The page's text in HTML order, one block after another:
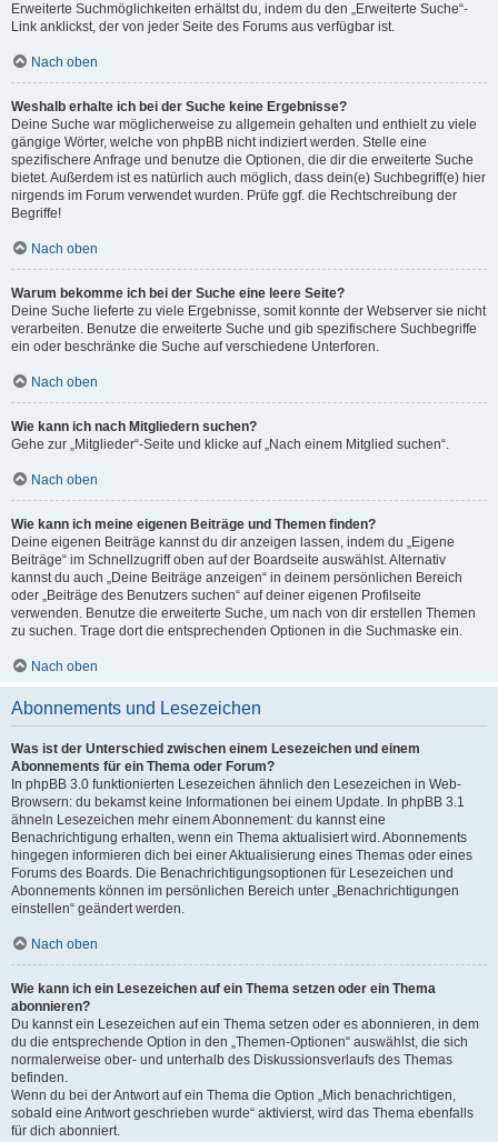
Erweiterte Suchmöglichkeiten erhältst du, indem du den „Erweiterte Suche“-
Link anklickst, der von jeder Seite des Forums aus verfügbar ist.
Nach oben
Weshalb erhalte ich bei der Suche keine Ergebnisse?
Deine Suche war möglicherweise zu allgemein gehalten und enthielt zu viele
gängige Wörter, welche von phpBB nicht indiziert werden. Stelle eine
spezifischere Anfrage und benutze die Optionen, die dir die erweiterte Suche
bietet. Außerdem ist es natürlich auch möglich, dass dein(e) Suchbegriff(e) hier
nirgends im Forum verwendet wurden. Prüfe ggf. die Rechtschreibung der
Begriffe!
Nach oben
Warum bekomme ich bei der Suche eine leere Seite?
Deine Suche lieferte zu viele Ergebnisse, somit konnte der Webserver sie nicht
verarbeiten. Benutze die erweiterte Suche und gib spezifischere Suchbegriffe
ein oder beschränke die Suche auf verschiedene Unterforen.
Nach oben
Wie kann ich nach Mitgliedern suchen?
Gehe zur „Mitglieder“-Seite und klicke auf „Nach einem Mitglied suchen“.
Nach oben
Wie kann ich meine eigenen Beiträge und Themen finden?
Deine eigenen Beiträge kannst du dir anzeigen lassen, indem du „Eigene
Beiträge“ im Schnellzugriff oben auf der Boardseite auswählst. Alternativ
kannst du auch „Deine Beiträge anzeigen“ in deinem persönlichen Bereich
oder „Beiträge des Benutzers suchen“ auf deiner eigenen Profilseite
verwenden. Benutze die erweiterte Suche, um nach von dir erstellen Themen
zu suchen. Trage dort die entsprechenden Optionen in die Suchmaske ein.
Nach oben
Abonnements und Lesezeichen
Was ist der Unterschied zwischen einem Lesezeichen und einem
Abonnements für ein Thema oder Forum?
In phpBB 3.0 funktionierten Lesezeichen ähnlich den Lesezeichen in Web-
Browsern: du bekamst keine Informationen bei einem Update. In phpBB 3.1
ähneln Lesezeichen mehr einem Abonnement: du kannst eine
Benachrichtigung erhalten, wenn ein Thema aktualisiert wird. Abonnements
hingegen informieren dich bei einer Aktualisierung eines Themas oder eines
Forums des Boards. Die Benachrichtigungsoptionen für Lesezeichen und
Abonnements können im persönlichen Bereich unter „Benachrichtigungen
einstellen“ geändert werden.
Nach oben
Wie kann ich ein Lesezeichen auf ein Thema setzen oder ein Thema
abonnieren?
Du kannst ein Lesezeichen auf ein Thema setzen oder es abonnieren, in dem
du die entsprechende Option in den „Themen-Optionen“ auswählst, die sich
normalerweise ober- und unterhalb des Diskussionsverlaufs des Themas
befinden.
Wenn du bei der Antwort auf ein Thema die Option „Mich benachrichtigen,
sobald eine Antwort geschrieben wurde“ aktivierst, wird das Thema ebenfalls
für dich abonniert.